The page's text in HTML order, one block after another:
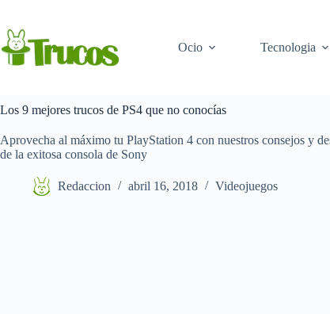
contenido
Ocio
Tecnologia
Los 9 mejores trucos de PS4 que no conocías
Aprovecha al máximo tu PlayStation 4 con nuestros consejos y
de la exitosa consola de Sony
Redaccion abril 16, 2018 Videojuegos